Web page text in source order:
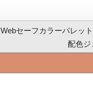
Webセーフカラーパレット
配色ジ